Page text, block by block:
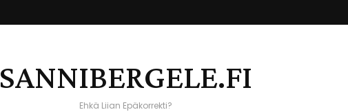
SANNIBERGELE.FI
Ehkä Liian Epäkorrekti?